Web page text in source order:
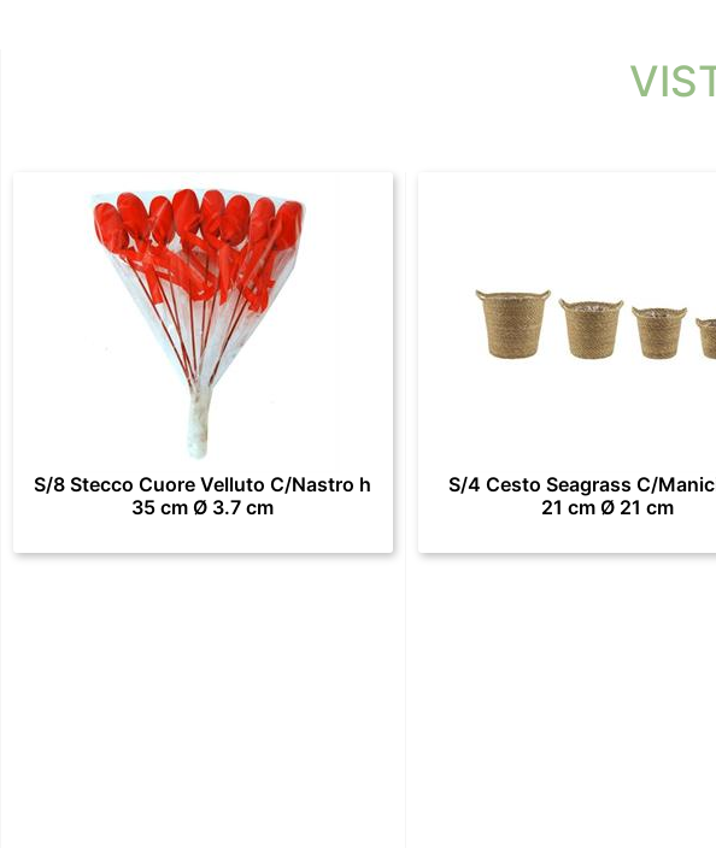
S/8 Stecco Cuore Velluto C/Nastro h
35 cm Ø 3.7 cm
S/4 Cesto Seagrass C/
21 cm Ø 21 cm